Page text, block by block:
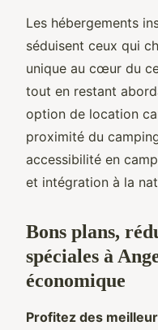
Les hébergements
séduisent ceux qui
unique au cœur du
tout en restant
option de location
proximité du
accessibilité en
et intégration à la
Bons plans,
spéciales à
économique
Profitez des